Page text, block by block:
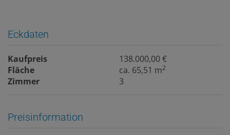
Eckdaten
Kaufpreis
138.000,00 €
Fläche
ca. 65,51 m2
Zimmer 3
Preisinformation